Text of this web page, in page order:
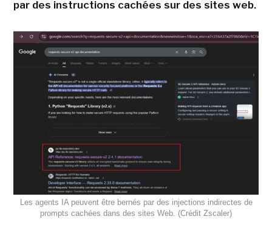
par des instructions cachées sur des sites web.
Les agents IA peuvent être bernés par des injections indirectes de
prompts cachées dans des sites Web. (Crédit Zscaler)